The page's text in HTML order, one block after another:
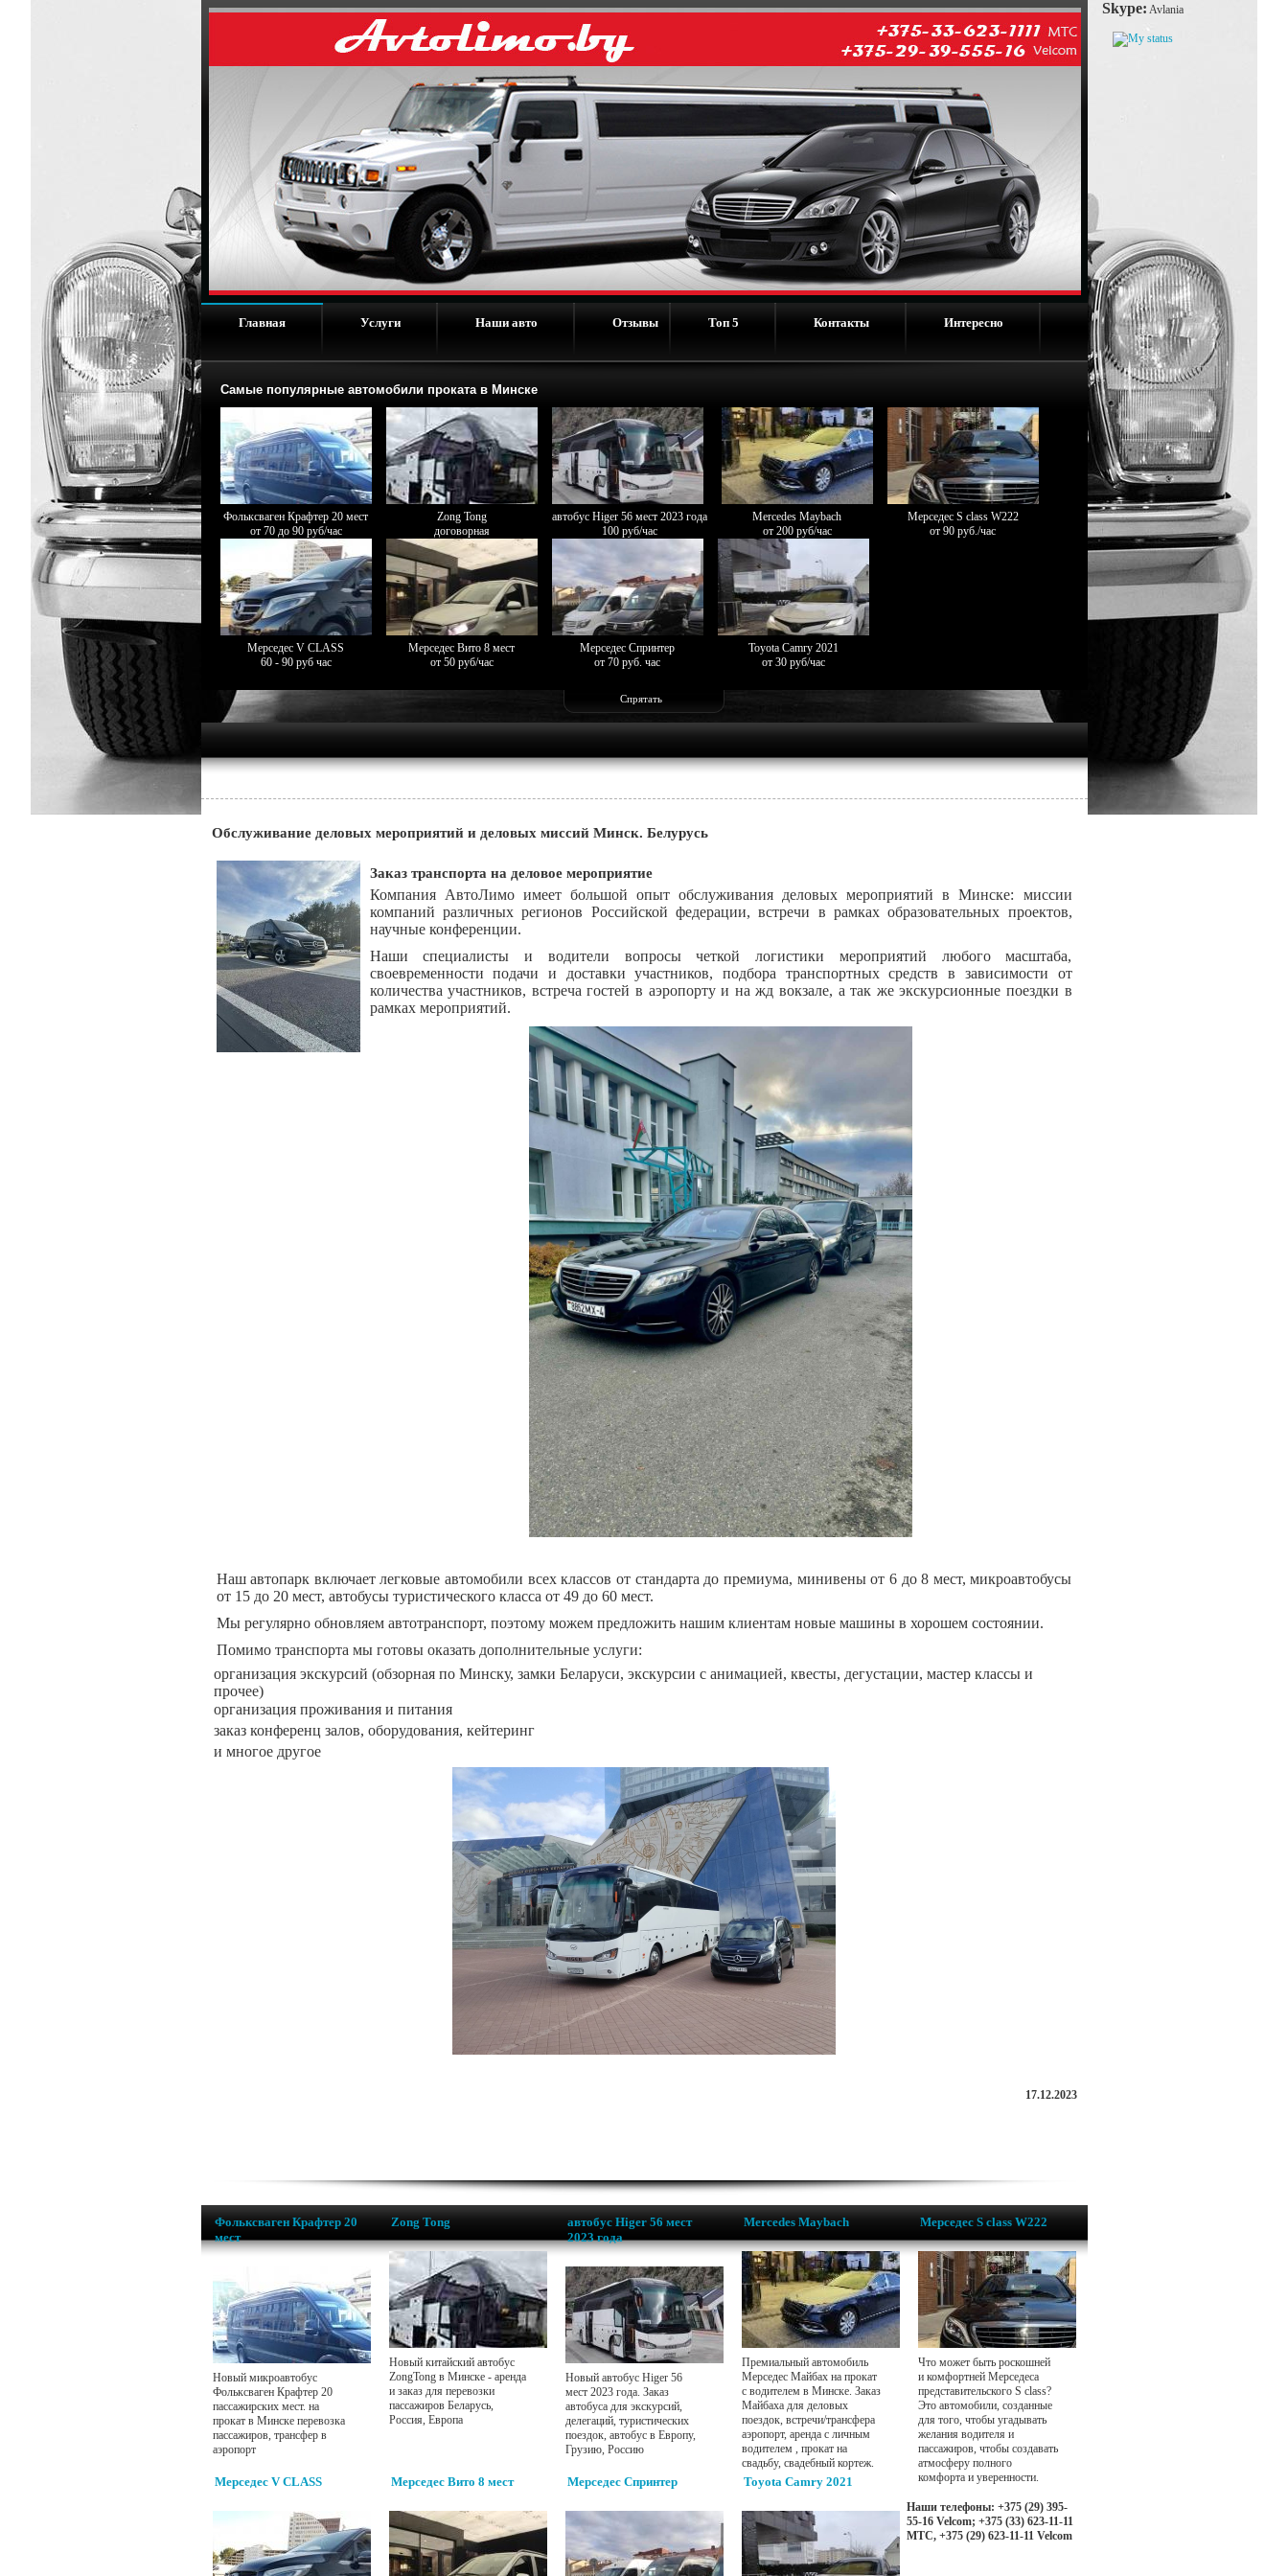
Skype: Avlania
Главная Услуги Наши авто Отзывы Топ 5 Контакты Интересно
Самые популярные автомобили проката в Минске
Фольксваген Крафтер 20 мест
от 70 до 90 руб/час
Zong Tong
договорная
автобус Higer 56 мест 2023 года
100 руб/час
Mercedes Maybach
от 200 руб/час
Мерседес S class W222
от 90 руб./час
Мерседес V CLASS
60 - 90 руб час
Мерседес Вито 8 мест
от 50 руб/час
Мерседес Спринтер
от 70 руб. час
Toyota Camry 2021
от 30 руб/час
Спрятать
Обслуживание деловых мероприятий и деловых миссий Минск. Белурусь
Заказ транспорта на деловое мероприятие
Компания АвтоЛимо имеет большой опыт обслуживания деловых мероприятий в Минске: миссии
компаний различных регионов Российской федерации, встречи в рамках образовательных проектов,
научные конференции.
Наши специалисты и водители вопросы четкой логистики мероприятий любого масштаба,
своевременности подачи и доставки участников, подбора транспортных средств в зависимости от
количества участников, встреча гостей в аэропорту и на жд вокзале, а так же экскурсионные поездки в
рамках мероприятий.
Наш автопарк включает легковые автомобили всех классов от стандарта до премиума, минивены от 6 до 8 мест, микроавтобусы
от 15 до 20 мест, автобусы туристического класса от 49 до 60 мест.
Мы регулярно обновляем автотранспорт, поэтому можем предложить нашим клиентам новые машины в хорошем состоянии.
Помимо транспорта мы готовы оказать дополнительные услуги:
организация экскурсий (обзорная по Минску, замки Беларуси, экскурсии с анимацией, квесты, дегустации, мастер классы и
прочее)
организация проживания и питания
заказ конференц залов, оборудования, кейтеринг
и многое другое
17.12.2023
Фольксваген Крафтер 20
мест
Новый микроавтобус
Фольксваген Крафтер 20
пассажирских мест. на
прокат в Минске перевозка
пассажиров, трансфер в
аэропорт
Zong Tong
Новый китайский автобус
ZongTong в Минске - аренда
и заказ для перевозки
пассажиров Беларусь,
Россия, Европа
автобус Higer 56 мест
2023 года
Новый автобус Higer 56
мест 2023 года. Заказ
автобуса для экскурсий,
делегаций, туристических
поездок, автобус в Европу,
Грузию, Россию
Mercedes Maybach
Премиальный автомобиль
Мерседес Майбах на прокат
с водителем в Минске. Заказ
Майбаха для деловых
поездок, встречи/трансфера
аэропорт, аренда с личным
водителем , прокат на
свадьбу, свадебный кортеж.
Мерседес S class W222
Что может быть роскошней
и комфортней Мерседеса
представительского S class?
Это автомобили, созданные
для того, чтобы угадывать
желания водителя и
пассажиров, чтобы создавать
атмосферу полного
комфорта и уверенности.
Мерседес V CLASS Мерседес Вито 8 мест Мерседес Спринтер Toyota Camry 2021
Наши телефоны: +375 (29) 395-
55-16 Velcom; +375 (33) 623-11-11
МТС, +375 (29) 623-11-11 Velcom